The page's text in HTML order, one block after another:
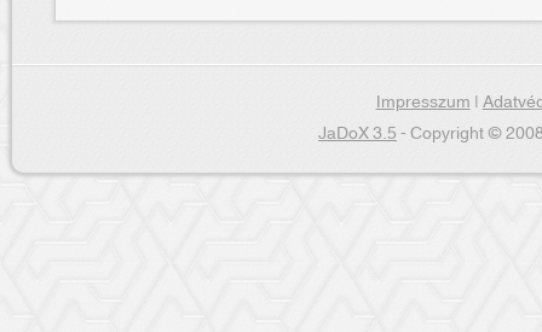
Impresszum|
JaDoX 3.5- Copyright ©